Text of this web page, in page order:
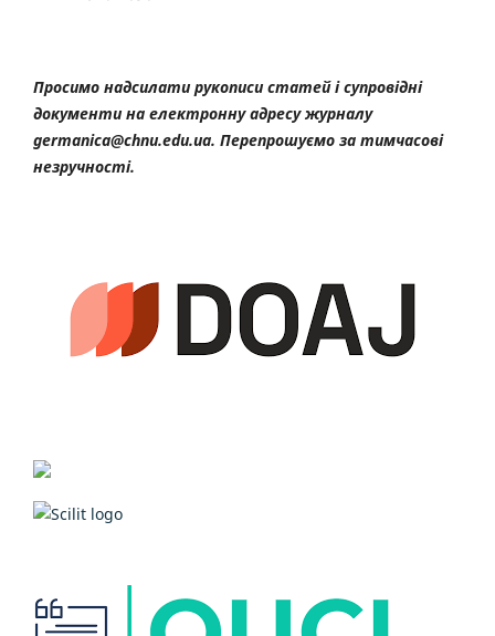
Просимо надсилати рукописи статей і супровідні
документи на електронну адресу журналу
germanica@chnu.edu.ua. Перепрошуємо за тимчасові
незручності.